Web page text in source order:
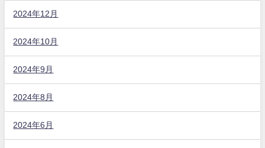
2024年12月
2024年10月
2024年9月
2024年8月
2024年6月